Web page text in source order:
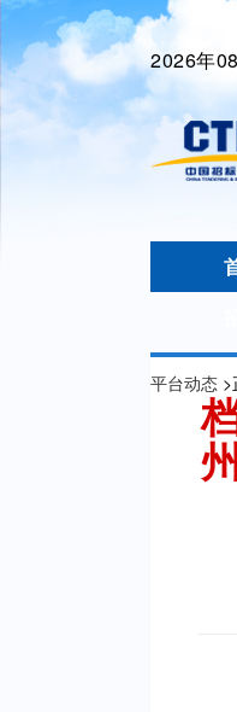
2026年
平台动态 >